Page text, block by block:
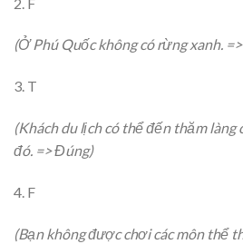
(Ở Phú Quốc không có rừng xanh. =>
3. T
(Khách du lịch có thể đến thăm làng
đó. => Đúng)
4. F
(Bạn không được chơi các môn thể